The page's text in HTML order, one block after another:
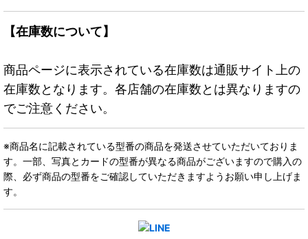
【在庫数について】
商品ページに表示されている在庫数は通販サイト上の
在庫数となります。各店舗の在庫数とは異なりますの
でご注意ください。
※商品名に記載されている型番の商品を発送させていただいておりま
す。一部、写真とカードの型番が異なる商品がございますので購入の
際、必ず商品の型番をご確認していただきますようお願い申し上げま
す。